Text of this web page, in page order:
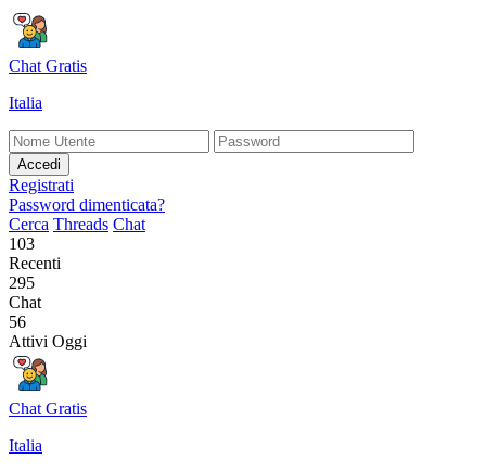
Chat Gratis
Italia
Accedi
Registrati
Password dimenticata?
Cerca Threads Chat
103
Recenti
295
Chat
56
Attivi Oggi
Chat Gratis
Italia